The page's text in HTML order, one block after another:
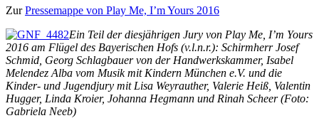
ZurPressemappe von Play Me, I’m Yours 2016
Ein Teil der diesjährigen Jury von Play Me, I’m Yours
2016 am Flügel des Bayerischen Hofs (v.l.n.r.): Schirmherr Josef
Schmid, Georg Schlagbauer von der Handwerkskammer, Isabel
Melendez Alba vom Musik mit Kindern München e.V. und die
Kinder- und Jugendjury mit Lisa Weyrauther, Valerie Heiß, Valentin
Hugger, Linda Kroier, Johanna Hegmann und Rinah Scheer (Foto:
Gabriela Neeb)